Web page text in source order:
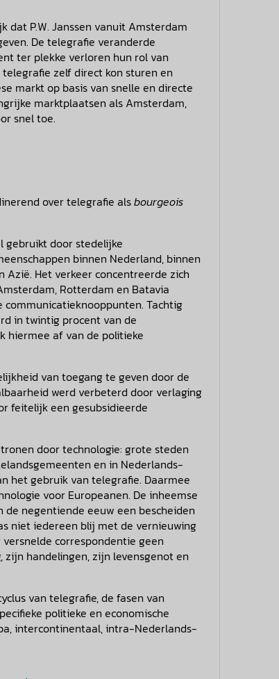
P.W. Janssen vanuit Amsterdam
De telegrafie veranderde
ter plekke verloren hun rol van
zelf direct kon sturen en
markt op basis van snelle en directe
marktplaatsen als Amsterdam,
snel toe.
over telegrafie alsbourgeois
gebruikt door stedelijke
binnen Nederland, binnen
Het verkeer concentreerde zich
Rotterdam en Batavia
Tachtig
in twintig procent van de
hiermee af van de politieke
van toegang te geven door de
werd verbeterd door verlaging
feitelijk een gesubsidieerde
door technologie: grote steden
en in Nederlands-
het gebruik van telegrafie. Daarmee
voor Europeanen. De inheemse
negentiende eeuw een bescheiden
niet iedereen blij met de vernieuwing
correspondentie geen
handelingen, zijn levensgenot en
van telegrafie, de fasen van
politieke en economische
intercontinentaal, intra-Nederlands-